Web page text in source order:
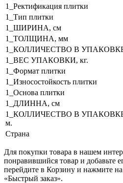
1_Ректификация плитки
1_Тип плитки
1_ШИРИНА, cм
1_ТОЛЩИНА, мм
1_КОЛЛИЧЕСТВО В
1_ВЕС УПАКОВКИ, кг.
1_Формат плитки
1_Износостойкость плитки
1_Основа плитки
1_ДЛИННА, cм
1_КОЛЛИЧЕСТВО В
м.
Страна
Для покупки товара в нашем
понравившийся товар и добавьте
перейдите в Корзину и нажмите
«Быстрый заказ».